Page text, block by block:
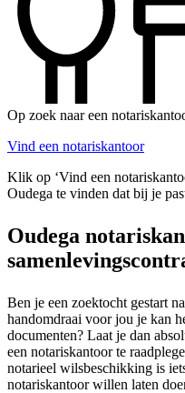
Op zoek naar een
Vind een notariskantoor
Klik op ‘Vind een
Oudega te vinden dat bij je
Oudega
Ben je een zoektocht gestart
handomdraai voor jou je kan
documenten? Laat je dan
een notariskantoor te
notarieel wilsbeschikking is
notariskantoor willen laten